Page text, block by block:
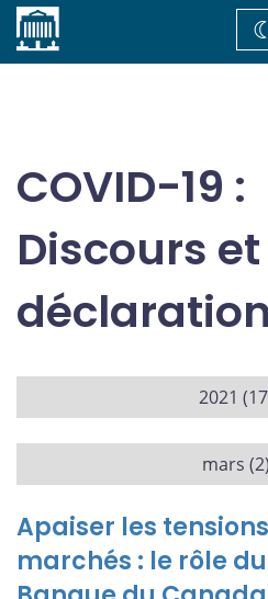
Accueil
COVID-19 :
Discours et
2021
mars (2)
Apaiser les
marchés : le rôle